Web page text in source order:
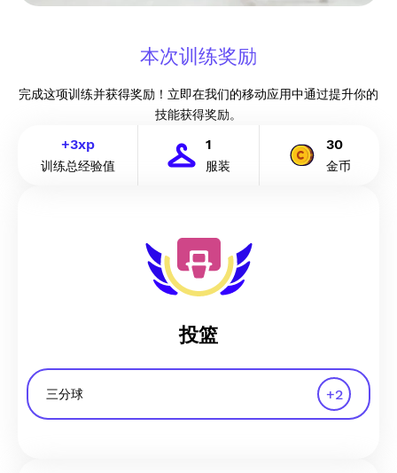
本次训练奖励
完成这项训练并获得奖励！立即在我们的移动应用中通过提升你的
技能获得奖励。
+3xp
训练总经验值
1
服装
30
金币
投篮
三分球 +2